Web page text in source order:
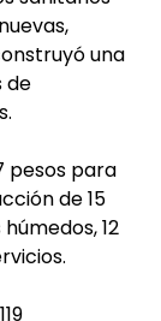
una
de
pesos para
de 15
12